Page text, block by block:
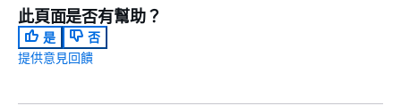
此頁面是否有幫助？
是
否
提供意見回饋